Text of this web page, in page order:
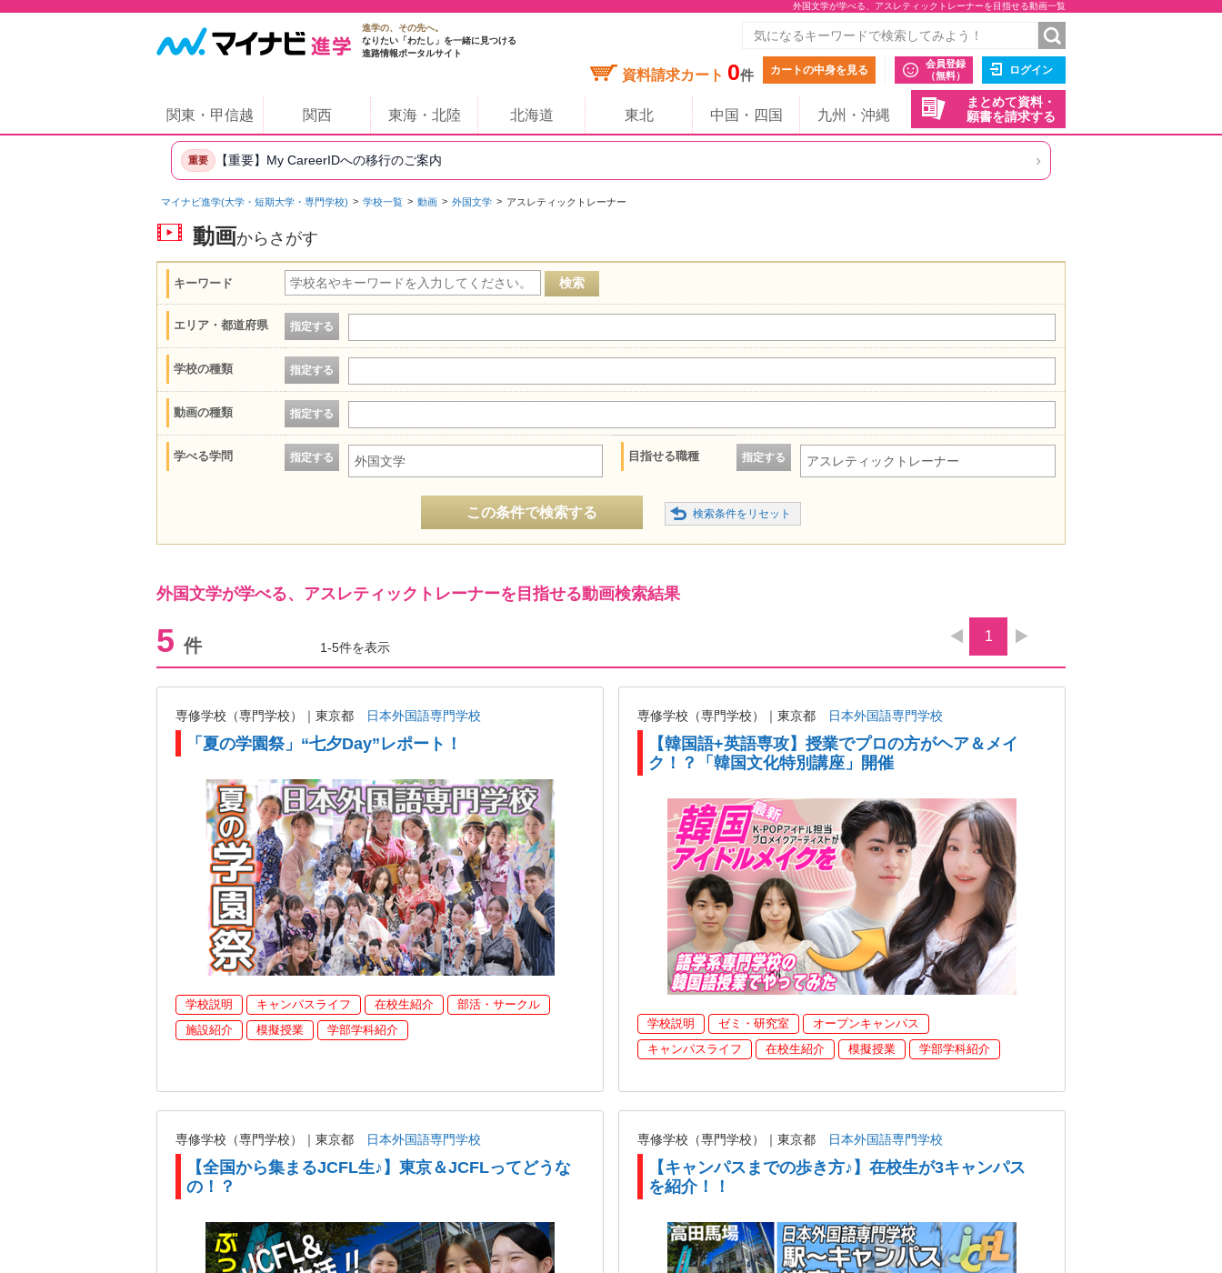
外国文学が学べる、アスレティックトレーナーを目指せる動画一覧
進学の、その先へ。
なりたい「わたし」を一緒に見つける
進路情報ポータルサイト
資料請求カート 0件 カートの中身を見る
会員登録
（無料）
ログイン
まとめて資料・
願書を請求する
関東・甲信越 関西 東海・北陸 北海道 東北 中国・四国 九州・沖縄
重要 【重要】My CareerIDへの移行のご案内 ›
マイナビ進学(大学・短期大学・専門学校) 学校一覧 動画 外国文学 アスレティックトレーナー
動画からさがす
キーワード
エリア・都道府県 指定する
学校の種類 指定する
動画の種類 指定する
学べる学問 指定する 外国文学 目指せる職種 指定する アスレティックトレーナー
この条件で検索する
外国文学が学べる、アスレティックトレーナーを目指せる動画検索結果
5 件 1-5件を表示
1
専修学校（専門学校）｜東京都 日本外国語専門学校
「夏の学園祭」“七夕Day”レポート！
学校説明 キャンパスライフ 在校生紹介
部活・サークル
施設紹介
模擬授業 学部学科紹介
専修学校（専門学校）｜東京都 日本外国語専門学校
【韓国語+英語専攻】授業でプロの方がヘア＆メイ
ク！？「韓国文化特別講座」開催
学校説明 ゼミ・研究室
オープンキャンパス
キャンパスライフ
在校生紹介 模擬授業 学部学科紹介
専修学校（専門学校）｜東京都 日本外国語専門学校
【全国から集まるJCFL生♪】東京＆JCFLってどうな
の！？
専修学校（専門学校）｜東京都 日本外国語専門学校
【キャンパスまでの歩き方♪】在校生が3キャンパス
を紹介！！